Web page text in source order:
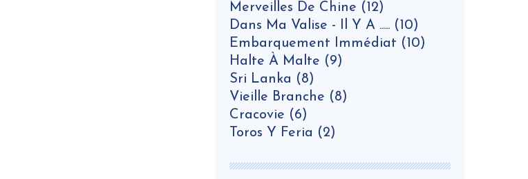
Merveilles De Chine (12)
Dans Ma Valise - Il Y A ..... (10)
Embarquement Immédiat (10)
Halte À Malte (9)
Sri Lanka (8)
Vieille Branche (8)
Cracovie (6)
Toros Y Feria (2)